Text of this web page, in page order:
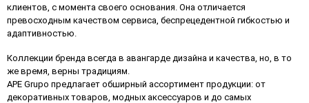
клиентов, c момента своего основания. Она отличается
превосходным качеством сервиса, беспрецедентной гибкостью и
адаптивностью.
Коллекции бренда всегда в авангарде дизайна и качества, но, в то
же время, верны традициям.
APE Grupo предлагает обширный ассортимент продукции: от
декоративных товаров, модных аксессуаров и до самых